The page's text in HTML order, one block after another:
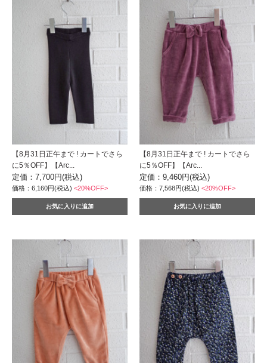
【8月31日正午まで ! カートでさら
に5％OFF】【Arc...
定価：7,700円(税込)
価格：6,160円(税込) <20%OFF>
【8月31日正午まで ! カートでさら
に5％OFF】【Arc...
定価：9,460円(税込)
価格：7,568円(税込)<20%OFF>